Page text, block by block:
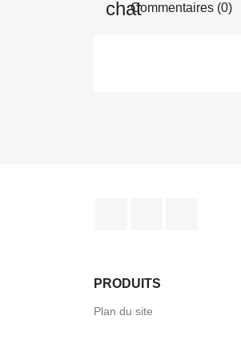
Commentaires (0)
PRODUITS
Plan du site